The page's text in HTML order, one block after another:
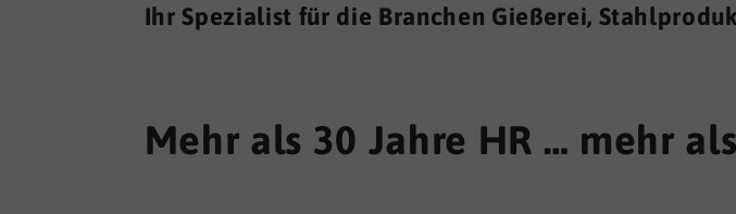
Ihr Spezialist für die Branchen Gießerei,
Mehr als 30 Jahre HR … mehr